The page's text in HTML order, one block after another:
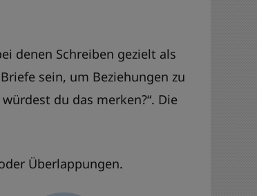
denen Schreiben gezielt als
sein, um Beziehungen zu
du das merken?“. Die
Überlappungen.